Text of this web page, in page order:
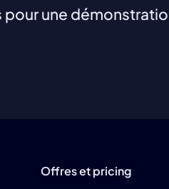
une
Offres et pricing